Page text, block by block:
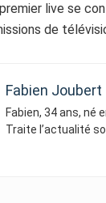
live se
de
Fabien Joubert
Fabien, 34 ans, né
Traite l’actualité